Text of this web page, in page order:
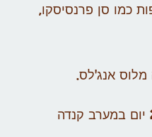
כמו סן פרנסיסקו,
מלוס אנג'לס.
אם בכל אחת מששת הערים שצוינו כאן תבלו בממוצע ארבעה ימים אז מדובר על טיול של 24 יום במערב קנדה